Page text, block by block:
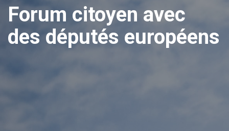
Forum citoyen avec
des députés européens